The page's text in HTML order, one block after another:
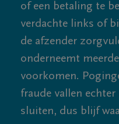
of een betaling te
verdachte links of
de afzender
onderneemt
voorkomen.
fraude vallen
sluiten, dus blijf